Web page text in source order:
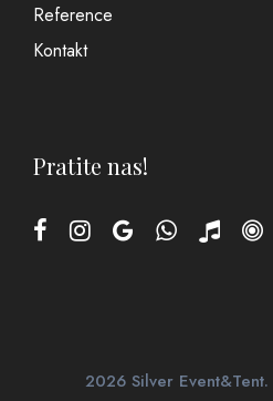
Reference
Kontakt
Pratite nas!
2026 Silver Event&Tent.